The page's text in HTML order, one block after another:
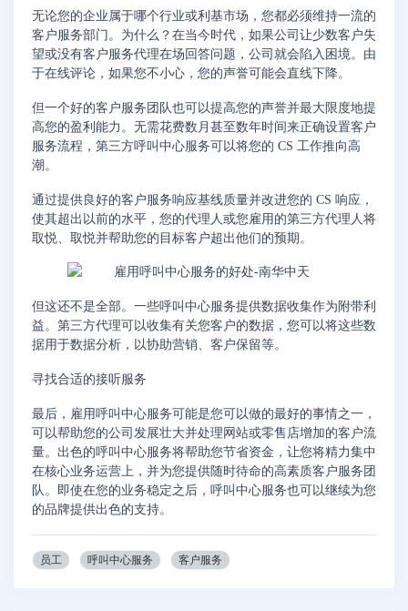
无论您的企业属于哪个行业或利基市场，您都必须维持一流的
客户服务部门。为什么？在当今时代，如果公司让少数客户失
望或没有客户服务代理在场回答问题，公司就会陷入困境。由
于在线评论，如果您不小心，您的声誉可能会直线下降。
但一个好的客户服务团队也可以提高您的声誉并最大限度地提
高您的盈利能力。无需花费数月甚至数年时间来正确设置客户
服务流程，第三方呼叫中心服务可以将您的 CS 工作推向高
潮。
通过提供良好的客户服务响应基线质量并改进您的 CS 响应，
使其超出以前的水平，您的代理人或您雇用的第三方代理人将
取悦、取悦并帮助您的目标客户超出他们的预期。
但这还不是全部。一些呼叫中心服务提供数据收集作为附带利
益。第三方代理可以收集有关您客户的数据，您可以将这些数
据用于数据分析，以协助营销、客户保留等。
寻找合适的接听服务
最后，雇用呼叫中心服务可能是您可以做的最好的事情之一，
可以帮助您的公司发展壮大并处理网站或零售店增加的客户流
量。出色的呼叫中心服务将帮助您节省资金，让您将精力集中
在核心业务运营上，并为您提供随时待命的高素质客户服务团
队。即使在您的业务稳定之后，呼叫中心服务也可以继续为您
的品牌提供出色的支持。
员工 呼叫中心服务 客户服务